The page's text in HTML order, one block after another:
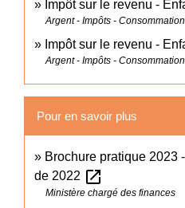
Impôt sur le revenu -
Argent - Impôts - Consommation
Impôt sur le revenu -
Argent - Impôts - Consommation
Pour en savoir plus
Brochure pratique 2023
de 2022 open_in_new
Ministère chargé des finances